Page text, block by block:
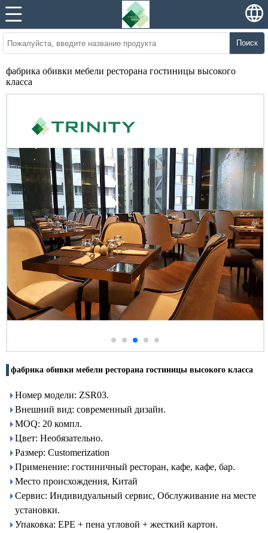
Поиск
фабрика обивки мебели ресторана гостиницы высокого
класса
фабрика обивки мебели ресторана гостиницы высокого класса
Номер модели: ZSR03.
Внешний вид: современный дизайн.
MOQ: 20 компл.
Цвет: Необязательно.
Размер: Customerization
Применение: гостиничный ресторан, кафе, кафе, бар.
Место происхождения, Китай
Сервис: Индивидуальный сервис, Обслуживание на месте
установки.
Упаковка: EPE + пена угловой + жесткий картон.